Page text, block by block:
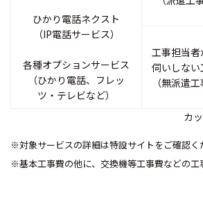
ひかり電話ネクスト
（IP電話サービス）
各種オプションサービス
（ひかり電話、フレッ
ツ・テレビなど）
工事担当者
伺いしない
（無派遣工
カ
※対象サービスの詳細は特設サイトをご確認く
※基本工事費の他に、交換機等工事費などの工